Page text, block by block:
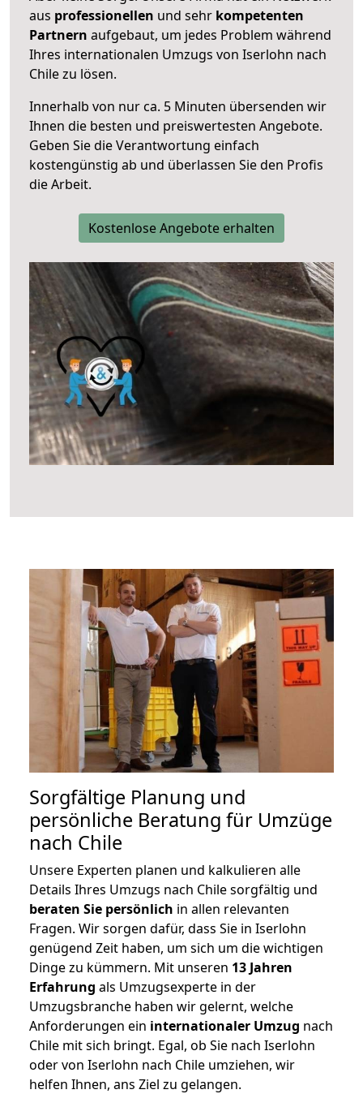
aus professionellen und sehr kompetenten
Partnern aufgebaut, um jedes Problem während
Ihres internationalen Umzugs von Iserlohn nach
Chile zu lösen.
Innerhalb von nur ca. 5 Minuten übersenden wir
Ihnen die besten und preiswertesten Angebote.
Geben Sie die Verantwortung einfach
kostengünstig ab und überlassen Sie den Profis
die Arbeit.
Kostenlose Angebote erhalten
Sorgfältige Planung und
persönliche Beratung für Umzüge
nach Chile
Unsere Experten planen und kalkulieren alle
Details Ihres Umzugs nach Chile sorgfältig und
beraten Sie persönlich in allen relevanten
Fragen. Wir sorgen dafür, dass Sie in Iserlohn
genügend Zeit haben, um sich um die wichtigen
Dinge zu kümmern. Mit unseren 13 Jahren
Erfahrung als Umzugsexperte in der
Umzugsbranche haben wir gelernt, welche
Anforderungen ein internationaler Umzug nach
Chile mit sich bringt. Egal, ob Sie nach Iserlohn
oder von Iserlohn nach Chile umziehen, wir
helfen Ihnen, ans Ziel zu gelangen.